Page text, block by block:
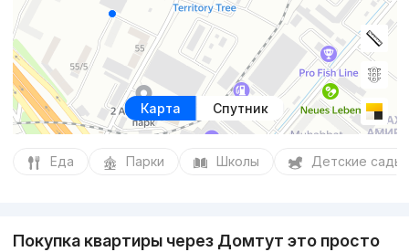
Карта Спутник
Еда Парки Школы Детские сады
Покупка квартиры через Домтут это просто